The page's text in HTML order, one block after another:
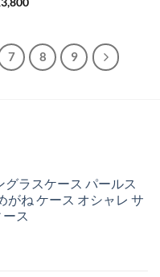
7 8 9
グラスケース パールス
がね ケース オシャレ サ
ス